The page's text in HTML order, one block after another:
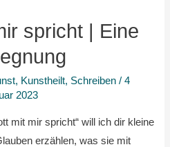
spricht | Eine
, Kunstheilt, Schreiben /4
2023
mit mir spricht“ will ich dir kleine
erzählen, was sie mit